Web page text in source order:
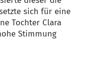
sich für eine
Tochter Clara
Stimmung